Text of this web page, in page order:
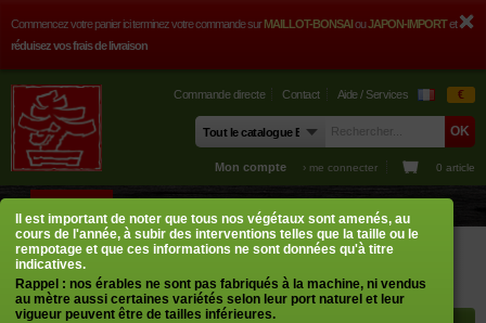
Commencez votre panier ici terminez votre commande surMAILLOT-BONSAIouJAPON-IMPORTet
réduisez vos frais de livraison
Commande directe Contact Aide / Services €
Mon compte › me connecter 0 article
Boutique Erables japonais Acer palmatum Brandt's dwarf
Rayon à afficher
Il est important de noter que tous nos végétaux sont amenés, au
cours de l'année, à subir des interventions telles que la taille ou le
rempotage et que ces informations ne sont données qu'à titre
indicatives.
Rappel : nos érables ne sont pas fabriqués à la machine, ni vendus
au mètre aussi certaines variétés selon leur port naturel et leur
vigueur peuvent être de tailles inférieures.